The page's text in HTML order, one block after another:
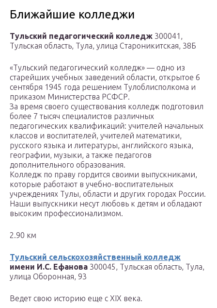
Ближайшие колледжи
Тульский педагогический колледж 300041,
Тульская область, Тула, улица Староникитская, 38Б
«Тульский педагогический колледж» — одно из
старейших учебных заведений области, открытое 6
сентября 1945 года решением Тулоблисполкома и
приказом Министерства РСФСР.
За время своего существования колледж подготовил
более 7 тысяч специалистов различных
педагогических квалификаций: учителей начальных
классов и воспитателей, учителей математики,
русского языка и литературы, английского языка,
географии, музыки, а также педагогов
дополнительного образования.
Колледж по праву гордится своими выпускниками,
которые работают в учебно-воспитательных
учреждениях Тулы, области и других городах России.
Наши выпускники несут любовь к детям и обладают
высоким профессионализмом.
2.90 км
Тульский сельскохозяйственный колледж
имени И.С. Ефанова 300045, Тульская область, Тула,
улица Оборонная, 93
Ведет свою историю еще с XIX века.